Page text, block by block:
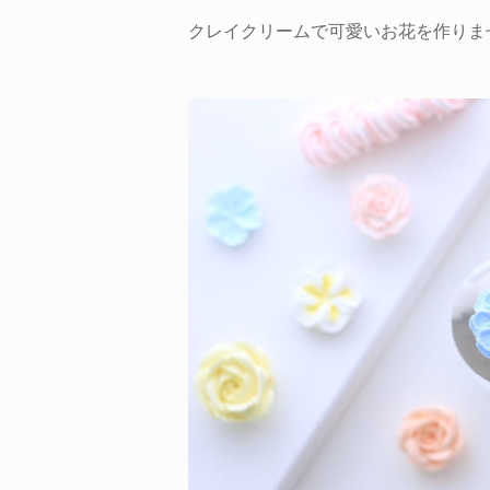
クレイクリームで可愛いお花を作り